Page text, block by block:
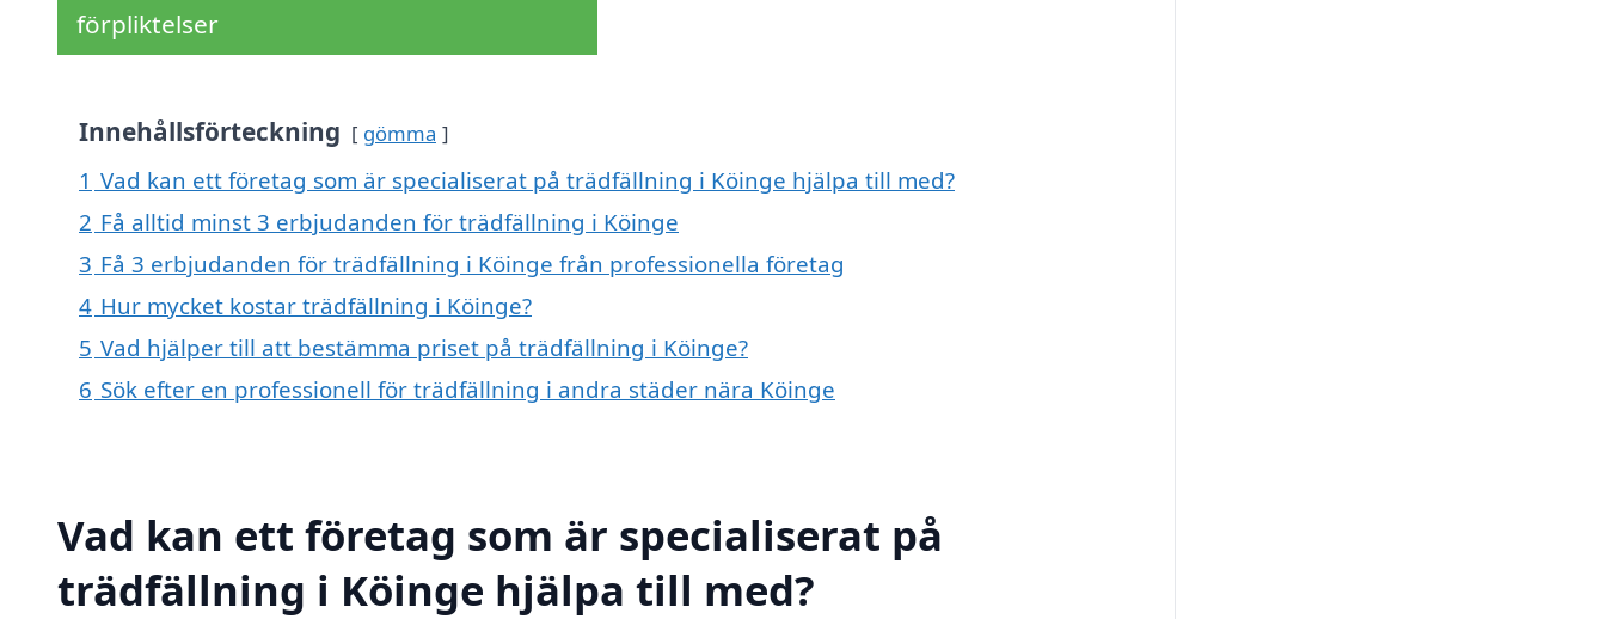
förpliktelser
Innehållsförteckning gömma
1 Vad kan ett företag som är specialiserat på trädfällning i Köinge hjälpa till med?
2 Få alltid minst 3 erbjudanden för trädfällning i Köinge
3 Få 3 erbjudanden för trädfällning i Köinge från professionella företag
4 Hur mycket kostar trädfällning i Köinge?
5 Vad hjälper till att bestämma priset på trädfällning i Köinge?
6 Sök efter en professionell för trädfällning i andra städer nära Köinge
Vad kan ett företag som är specialiserat på
trädfällning i Köinge hjälpa till med?